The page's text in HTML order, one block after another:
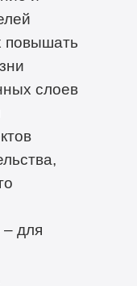
повышать
слоев
для